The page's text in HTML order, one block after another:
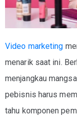
Video marketing
menarik saat ini.
menjangkau
pebisnis harus
tahu komponen